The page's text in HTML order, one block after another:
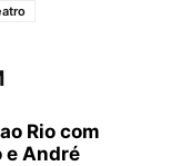
Rio com
e André